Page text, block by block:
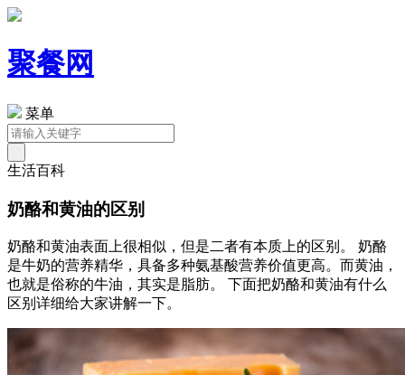
聚餐网
菜单
生活百科
奶酪和黄油的区别
奶酪和黄油表面上很相似，但是二者有本质上的区别。 奶酪
是牛奶的营养精华，具备多种氨基酸营养价值更高。而黄油，
也就是俗称的牛油，其实是脂肪。 下面把奶酪和黄油有什么
区别详细给大家讲解一下。